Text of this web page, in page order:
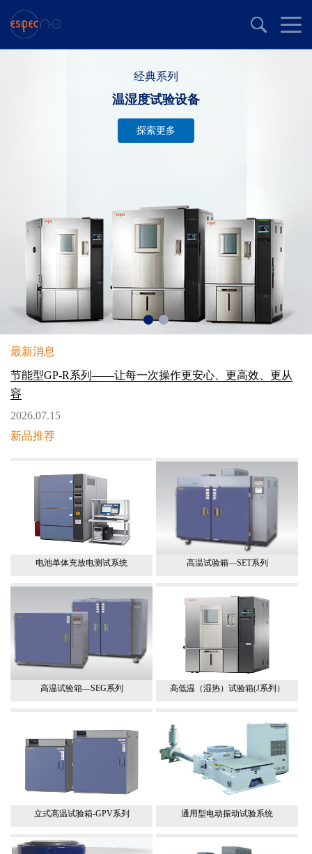
经典系列
温湿度试验设备
探索更多
最新消息
节能型GP-R系列——让每一次操作更安心、更高效、更从
容
2026.07.15
新品推荐
电池单体充放电测试系统 高温试验箱—SET系列
高温试验箱—SEG系列 高低温（湿热）试验箱(J系列）
立式高温试验箱-GPV系列 通用型电动振动试验系统